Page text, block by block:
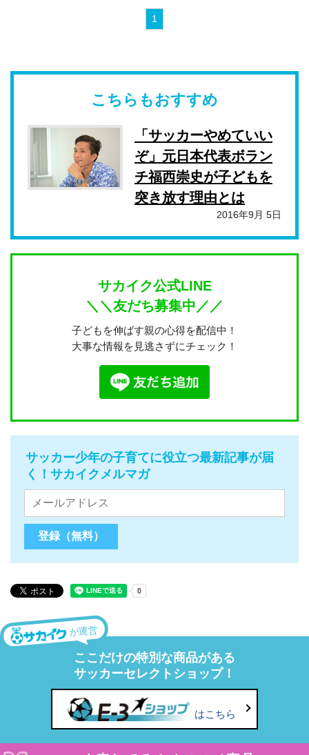
1
こちらもおすすめ
「サッカーやめていい
ぞ」元日本代表ボラン
チ福西崇史が子どもを
突き放す理由とは
2016年9月 5日
サカイク公式LINE
＼＼友だち募集中／／
子どもを伸ばす親の心得を配信中！
大事な情報を見逃さずにチェック！
サッカー少年の子育てに役立つ最新記事が届
く！サカイクメルマガ
が運営
ここだけの特別な商品がある
サッカーセレクトショップ！
はこちら